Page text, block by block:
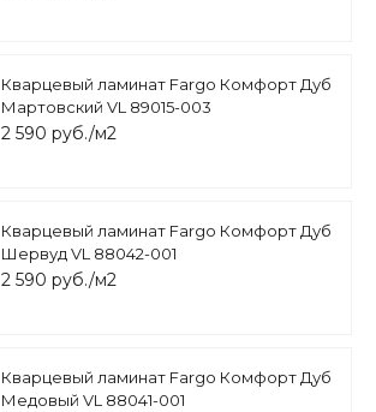
Кварцевый ламинат Fargo Комфорт Дуб
Мартовский VL 89015-003
2 590 руб./м2
Кварцевый ламинат Fargo Комфорт Дуб
Шервуд VL 88042-001
2 590 руб./м2
Кварцевый ламинат Fargo Комфорт Дуб
Медовый VL 88041-001